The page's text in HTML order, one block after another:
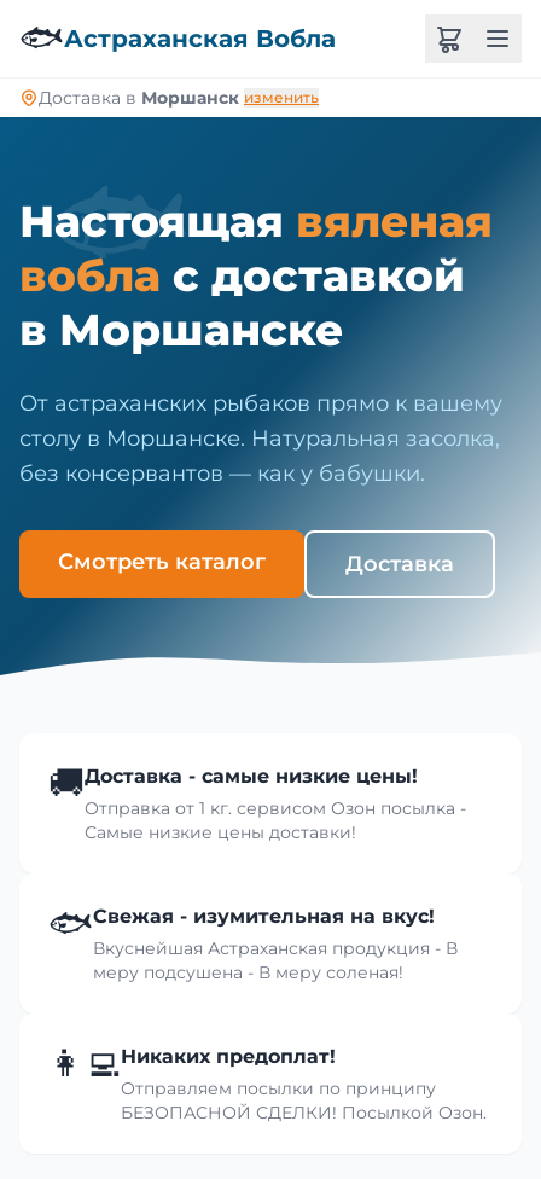
🐟Астраханская Вобла
Доставка в Моршанск изменить
🐟
Настоящая вяленая
вобла с доставкой
в Моршанске
От астраханских рыбаков прямо к вашему
столу в Моршанске. Натуральная засолка,
без консервантов — как у бабушки.
Смотреть каталог Доставка
🚚Доставка - самые низкие цены!
Отправка от 1 кг. сервисом Озон посылка -
Самые низкие цены доставки!
🐟Свежая - изумительная на вкус!
Вкуснейшая Астраханская продукция - В
меру подсушена - В меру соленая!
👩‍💻Никаких предоплат!
Отправляем посылки по принципу
БЕЗОПАСНОЙ СДЕЛКИ! Посылкой Озон.